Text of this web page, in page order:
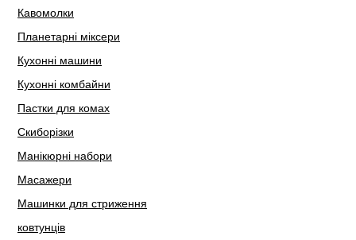
Кавомолки
Планетарні міксери
Кухонні машини
Кухонні комбайни
Пастки для комах
Скиборізки
Манікюрні набори
Масажери
Машинки для стриження
ковтунців